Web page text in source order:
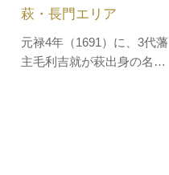
元禄4年（1691）に、3代藩
主毛利吉就が萩出身の名僧
萩・長門エリア